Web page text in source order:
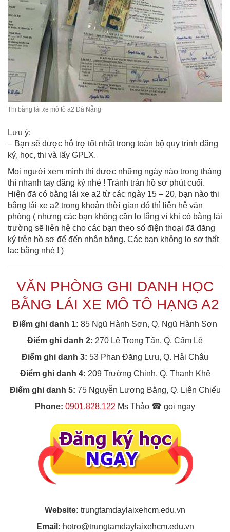
Thi bằng lái xe mô tô a2 Đà Nẵng
Lưu ý:
– Bạn sẽ được hỗ trợ tốt nhất trong toàn bộ quy trình đăng
ký, học, thi và lấy GPLX.
Mọi người xem mình thi được những ngày nào trong tháng
thì nhanh tay đăng ký nhé ! Tránh tràn hồ sơ phút cuối.
Hiện đã có bằng lái xe a2 từ các ngày 15 – 20, bạn nào thi
bằng lái xe a2 trong khoản thời gian đó thì liên hệ văn
phòng ( nhưng các bạn không cần lo lắng vì khi có bằng lái
trường sẽ liên hệ cho các bạn theo số điện thoại đã đăng
ký trên hồ sơ để đến nhận bằng. Các bạn không lo sợ thất
lạc bằng nhé ! )
VĂN PHÒNG GHI DANH HỌC
BẰNG LÁI XE MÔ TÔ HẠNG A2
Điểm ghi danh 1: 85 Ngũ Hành Sơn, Q. Ngũ Hành Sơn
Điểm ghi danh 2: 270 Lê Trọng Tấn, Q. Cẩm Lệ
Điểm ghi danh 3: 53 Phan Đăng Lưu, Q. Hải Châu
Điểm ghi danh 4: 209 Trường Chinh, Q. Thanh Khê
Điểm ghi danh 5: 75 Nguyễn Lương Bằng, Q. Liên Chiểu
Phone: 0901.828.122 Ms Thảo ☎ gọi ngay
Website: trungtamdaylaixehcm.edu.vn
Email: hotro@trungtamdaylaixehcm.edu.vn